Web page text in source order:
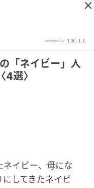
「ネイビー」人
4選〉
イビー、母にな
してきたネイビ